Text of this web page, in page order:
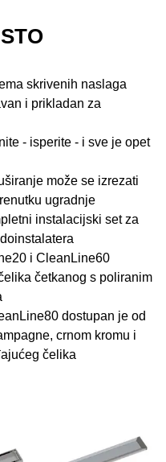
skrivenih naslaga
i prikladan za
- isperite - i sve je opet
može se izrezati
ugradnje
instalacijski set za
i CleanLine60
četkanog s poliranim
dostupan je od
crnom kromu i
čelika